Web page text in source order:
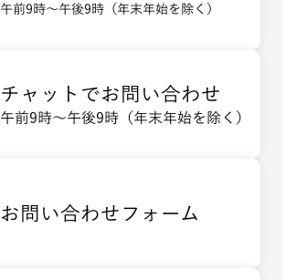
午前9時～午後9時（年末年始を除く）
チャットでお問い合わせ
午前9時～午後9時（年末年始を除く）
お問い合わせフォーム